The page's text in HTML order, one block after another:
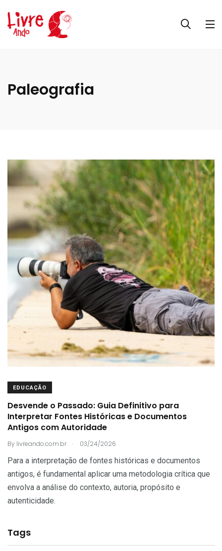
Paleografia
EDUCAÇÃO
Desvende o Passado: Guia Definitivo para
Interpretar Fontes Históricas e Documentos
Antigos com Autoridade
By livreando.com.br . 03/24/2026
Para a interpretação de fontes históricas e documentos
antigos, é fundamental aplicar uma metodologia crítica que
envolva a análise do contexto, autoria, propósito e
autenticidade.
Tags